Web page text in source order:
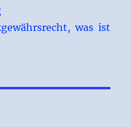
was ist